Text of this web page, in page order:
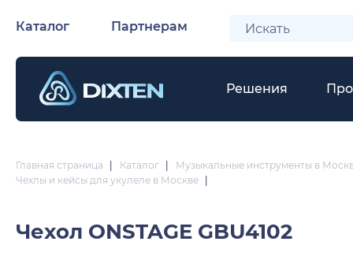
Каталог Партнерам
Решения
Главная страница Каталог
Музыкальные инструменты в
Чехлы и кейсы для укулеле в Москве
Чехол ONSTAGE GBU4102